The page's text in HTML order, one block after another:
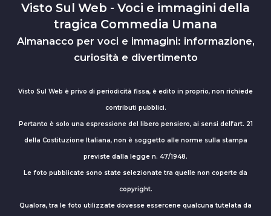
Visto Sul Web - Voci e immagini della
tragica Commedia Umana
Almanacco per voci e immagini: informazione,
curiosità e divertimento
Visto Sul Web è privo di periodicità fissa, è edito in proprio, non richiede
contributi pubblici.
Pertanto è solo una espressione del libero pensiero, ai sensi dell’art. 21
della Costituzione Italiana, non è soggetto alle norme sulla stampa
previste dalla legge n. 47/1948.
Le foto pubblicate sono state selezionate tra quelle non coperte da
copyright.
Qualora, tra le foto utilizzate dovesse essercene qualcuna tutelata da